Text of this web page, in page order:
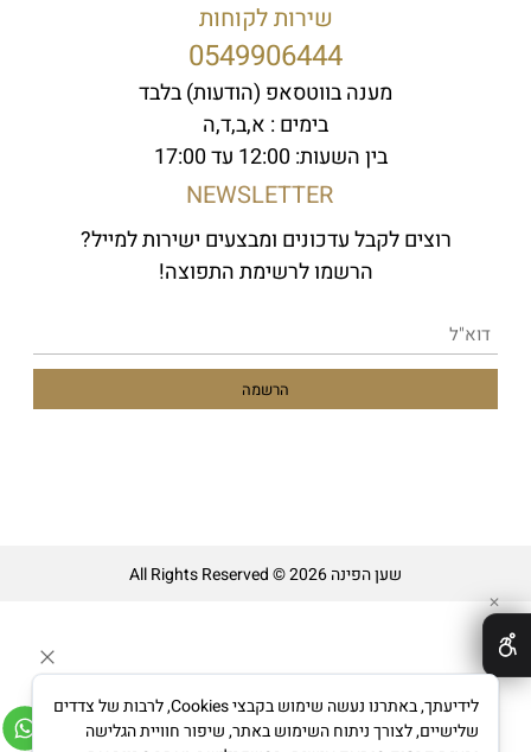
שירות לקוחות
0549906444
מענה בווטסאפ (הודעות) בלבד
בימים : א,ב,ד,ה
בין השעות: 12:00 עד 17:00
NEWSLETTER
רוצים לקבל עדכונים ומבצעים ישירות למייל?
הרשמו לרשימת התפוצה!
שען הפינה All Rights Reserved © 2026
✕
לידיעתך, באתרנו נעשה שימוש בקבצי Cookies, לרבות של צדדים
שלישיים, לצורך ניתוח השימוש באתר, שיפור חוויית הגלישה